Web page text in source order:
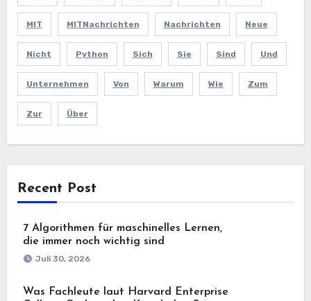
MIT MITNachrichten Nachrichten Neue
Nicht Python Sich Sie Sind Und
Unternehmen Von Warum Wie Zum
Zur Über
Recent Post
7 Algorithmen für maschinelles Lernen,
die immer noch wichtig sind
Juli 30, 2026
Was Fachleute laut Harvard Enterprise